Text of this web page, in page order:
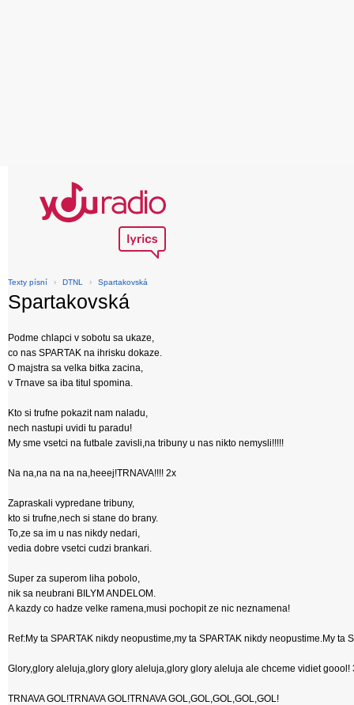
Texty písní › DTNL › Spartakovská
Spartakovská
Podme chlapci v sobotu sa ukaze,
co nas SPARTAK na ihrisku dokaze.
O majstra sa velka bitka zacina,
v Trnave sa iba titul spomina.
Kto si trufne pokazit nam naladu,
nech nastupi uvidi tu paradu!
My sme vsetci na futbale zavisli,na tribuny u nas nikto nemysli!!!!!
Na na,na na na na,heeej!TRNAVA!!!! 2x
Zapraskali vypredane tribuny,
kto si trufne,nech si stane do brany.
To,ze sa im u nas nikdy nedari,
vedia dobre vsetci cudzi brankari.
Super za superom liha pobolo,
nik sa neubrani BILYM ANDELOM.
A kazdy co hadze velke ramena,musi pochopit ze nic neznamena!
Ref:My ta SPARTAK nikdy neopustime,my ta SPARTAK nikdy neopustime.My
Glory,glory aleluja,glory glory aleluja,glory glory aleluja ale chceme vidiet goool!
TRNAVA GOL!TRNAVA GOL!TRNAVA GOL,GOL,GOL,GOL,GOL!